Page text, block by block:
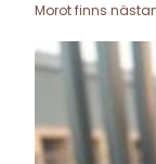
Morot finns